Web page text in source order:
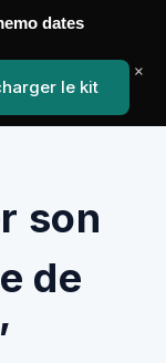
son
de
dates
le kit
×